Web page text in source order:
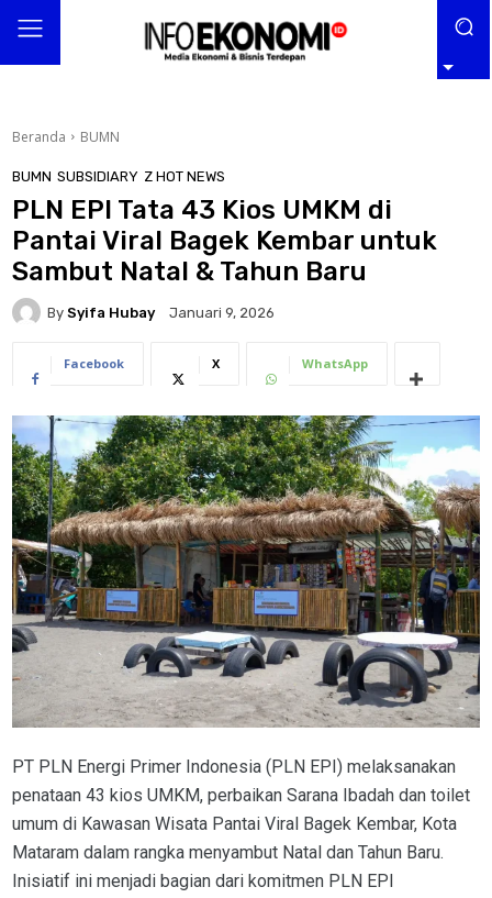
Beranda BUMN
BUMN SUBSIDIARY Z HOT NEWS
PLN EPI Tata 43 Kios UMKM di
Pantai Viral Bagek Kembar untuk
Sambut Natal & Tahun Baru
By Syifa Hubay Januari 9, 2026
Facebook X WhatsApp
PT PLN Energi Primer Indonesia (PLN EPI) melaksanakan
penataan 43 kios UMKM, perbaikan Sarana Ibadah dan toilet
umum di Kawasan Wisata Pantai Viral Bagek Kembar, Kota
Mataram dalam rangka menyambut Natal dan Tahun Baru.
Inisiatif ini menjadi bagian dari komitmen PLN EPI